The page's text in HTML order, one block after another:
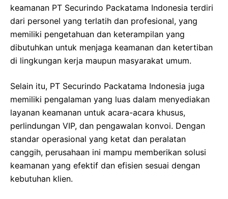
keamanan PT Securindo Packatama Indonesia terdiri
dari personel yang terlatih dan profesional, yang
memiliki pengetahuan dan keterampilan yang
dibutuhkan untuk menjaga keamanan dan ketertiban
di lingkungan kerja maupun masyarakat umum.
Selain itu, PT Securindo Packatama Indonesia juga
memiliki pengalaman yang luas dalam menyediakan
layanan keamanan untuk acara-acara khusus,
perlindungan VIP, dan pengawalan konvoi. Dengan
standar operasional yang ketat dan peralatan
canggih, perusahaan ini mampu memberikan solusi
keamanan yang efektif dan efisien sesuai dengan
kebutuhan klien.